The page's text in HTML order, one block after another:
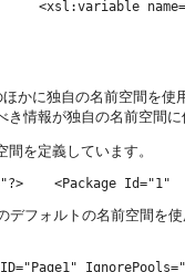
かに独自の名前空間を
情報が独自の名前空間
を定義しています。
フォルトの名前空間を